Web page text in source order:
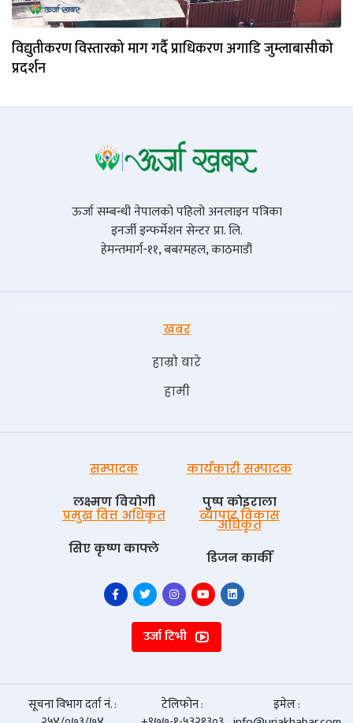
विद्युतीकरण विस्तारको माग गर्दै प्राधिकरण अगाडि जुम्लाबासीको
प्रदर्शन
ऊर्जा सम्बन्धी नेपालको पहिलो अनलाइन पत्रिका
इनर्जी इन्फर्मेशन सेन्टर प्रा. लि.
हेमन्तमार्ग-११, बबरमहल, काठमाडौं
खबर
हाम्रो बारे
हामी
सम्पादक
लक्ष्मण वियोगी
कार्यकारी सम्पादक
पुष्प काेइराला
प्रमुख वित्त अधिकृत
सिए कृष्ण काफ्ले
व्यापार विकास
अधिकृत
डिजन कार्की
उर्जा टिभी
सूचना विभाग दर्ता नं. :
टेलिफोन :
इमेल :